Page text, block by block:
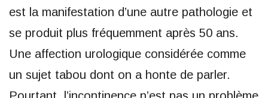
est la manifestation d’une autre pathologie et
se produit plus fréquemment après 50 ans.
Une affection urologique considérée comme
un sujet tabou dont on a honte de parler.